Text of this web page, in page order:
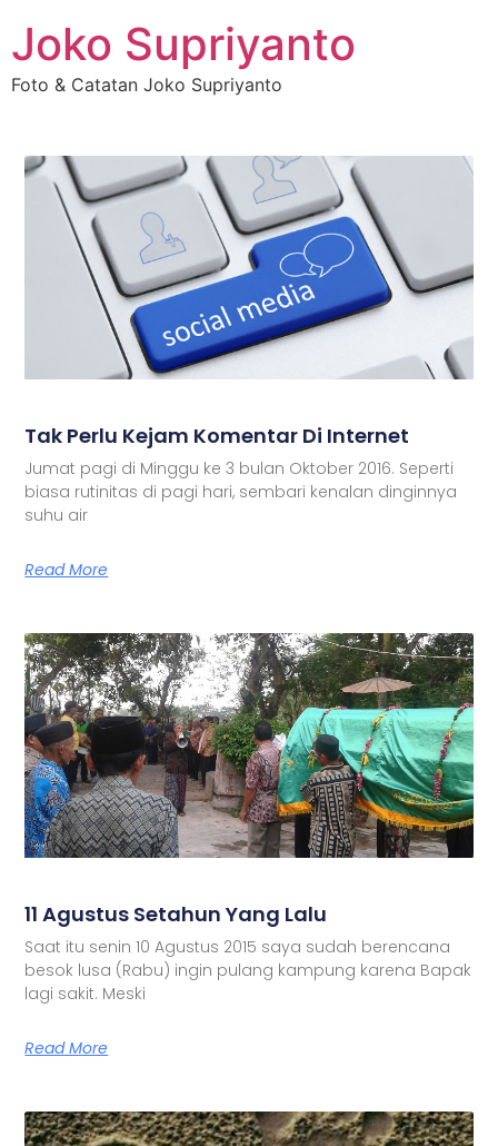
Joko Supriyanto
Foto & Catatan Joko Supriyanto
Tak Perlu Kejam Komentar Di Internet
Jumat pagi di Minggu ke 3 bulan Oktober 2016. Seperti
biasa rutinitas di pagi hari, sembari kenalan dinginnya
suhu air
Read More
11 Agustus Setahun Yang Lalu
Saat itu senin 10 Agustus 2015 saya sudah berencana
besok lusa (Rabu) ingin pulang kampung karena Bapak
lagi sakit. Meski
Read More